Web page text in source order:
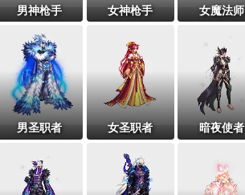
男神枪手 女神枪手 女魔法师
男圣职者 女圣职者 暗夜使者